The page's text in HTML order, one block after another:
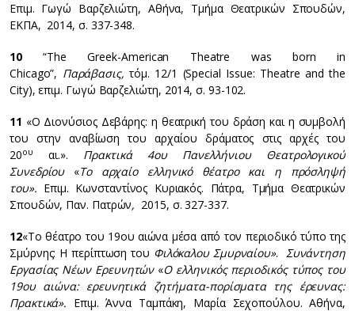
Επιμ. Γωγώ Βαρζελιώτη, Αθήνα, Τμήμα Θεατρικών Σπουδών,
ΕΚΠΑ, 2014, σ. 337-348.
10“The Greek-American Theatre was born in
Chicago”, Παράβασις,τόμ. 12/1 (Special Issue: Theatre and the
City), επιμ. Γωγώ Βαρζελιώτη, 2014, σ. 93-102.
11 «Ο Διονύσιος Δεβάρης: η θεατρική του δράση και η συμβολή
του στην αναβίωση του αρχαίου δράματος στις αρχές του
20ου αι.». Πρακτικά 4ου Πανελλήνιου Θεατρολογικού
Συνεδρίου «Το αρχαίο ελληνικό θέατρο και η πρόσληψή
του». Επιμ. Κωνσταντίνος Κυριακός. Πάτρα, Τμήμα Θεατρικών
Σπουδών, Παν. Πατρών, 2015, σ. 327-337.
12«Το θέατρο του 19ου αιώνα μέσα από τον περιοδικό τύπο της
Σμύρνης: Η περίπτωση του Φιλόκαλου Σμυρναίου». Συνάντηση
Εργασίας Νέων Ερευνητών «Ο ελληνικός περιοδικός τύπος του
19ου αιώνα: ερευνητικά ζητήματα-πορίσματα της έρευνας:
Πρακτικά». Επιμ. Άννα Ταμπάκη, Μαρία Σεχοπούλου. Αθήνα,